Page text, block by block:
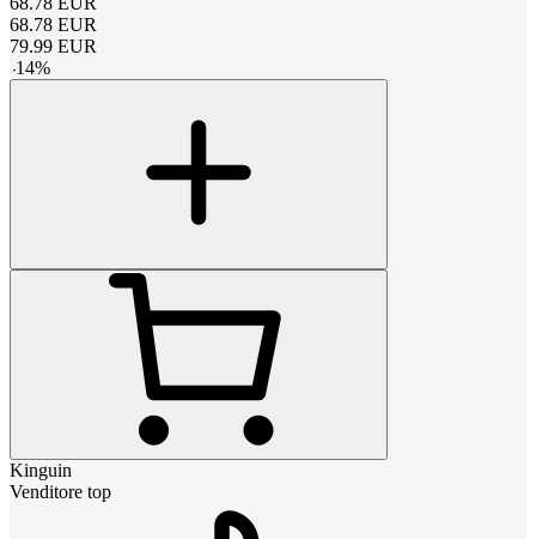
68.78 EUR
79.99 EUR
-14%
Kinguin
Venditore top